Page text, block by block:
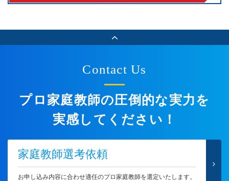
Contact Us
プロ家庭教師の圧倒的な実力を
実感してください！
家庭教師選考依頼
お申し込み内容に合わせ適任のプロ家庭教師を選定いたします。